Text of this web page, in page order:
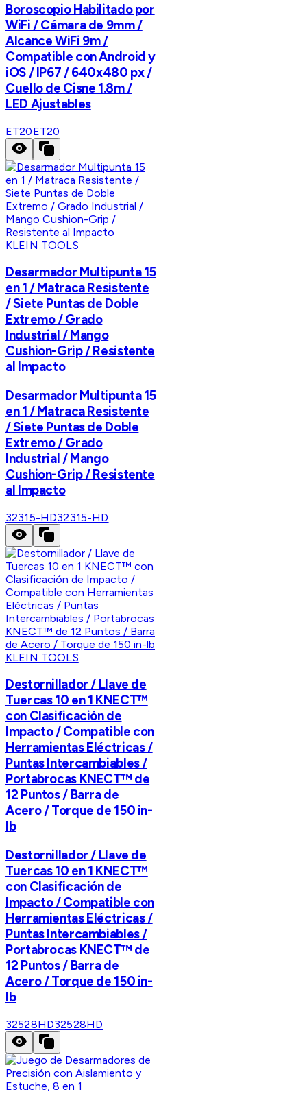
Boroscopio Habilitado por
WiFi / Cámara de 9mm /
Alcance WiFi 9m /
Compatible con Android y
iOS / IP67 / 640x480 px /
Cuello de Cisne 1.8m /
LED Ajustables
ET20ET20
KLEIN TOOLS
Desarmador Multipunta 15
en 1 / Matraca Resistente
/ Siete Puntas de Doble
Extremo / Grado
Industrial / Mango
Cushion-Grip / Resistente
al Impacto
Desarmador Multipunta 15
en 1 / Matraca Resistente
/ Siete Puntas de Doble
Extremo / Grado
Industrial / Mango
Cushion-Grip / Resistente
al Impacto
32315-HD32315-HD
KLEIN TOOLS
Destornillador / Llave de
Tuercas 10 en 1 KNECT™
con Clasificación de
Impacto / Compatible con
Herramientas Eléctricas /
Puntas Intercambiables /
Portabrocas KNECT™ de
12 Puntos / Barra de
Acero / Torque de 150 in-
lb
Destornillador / Llave de
Tuercas 10 en 1 KNECT™
con Clasificación de
Impacto / Compatible con
Herramientas Eléctricas /
Puntas Intercambiables /
Portabrocas KNECT™ de
12 Puntos / Barra de
Acero / Torque de 150 in-
lb
32528HD32528HD